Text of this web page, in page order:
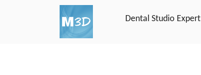
Dental Studio Expert